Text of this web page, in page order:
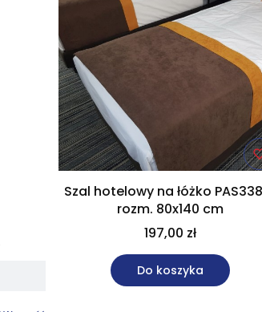
Szal hotelowy na łóżko
rozm. 80x140 cm
197,00 zł
Do koszyka